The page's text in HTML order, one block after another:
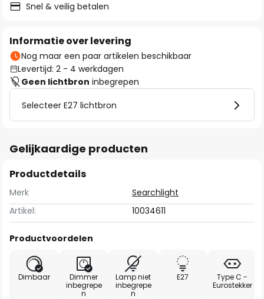
Snel & veilig betalen
Informatie over levering
Nog maar een paar artikelen beschikbaar
Levertijd: 2 - 4 werkdagen
Geen lichtbron inbegrepen
Selecteer E27 lichtbron
Gelijkaardige producten
Productdetails
Merk
Searchlight
Artikel:
10034611
Productvoordelen
Dimbaar
Dimmer
inbegrepe
n
Lamp niet
inbegrepe
n
E27
Type C -
Eurostekker